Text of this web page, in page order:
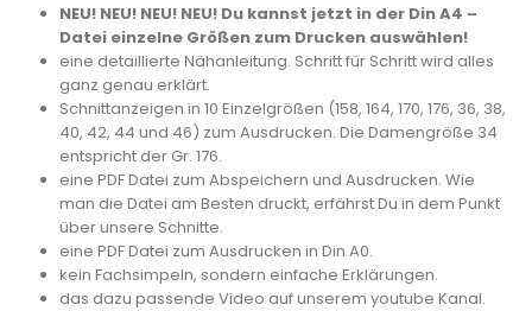
NEU! NEU! NEU! NEU! Du kannst jetzt in der Din A4 –
Datei einzelne Größen zum Drucken auswählen!
eine detaillierte Nähanleitung. Schritt für Schritt wird alles
ganz genau erklärt.
Schnittanzeigen in 10 Einzelgrößen (158, 164, 170, 176, 36, 38,
40, 42, 44 und 46) zum Ausdrucken. Die Damengröße 34
entspricht der Gr. 176.
eine PDF Datei zum Abspeichern und Ausdrucken. Wie
man die Datei am Besten druckt, erfährst Du in dem Punkt
über unsere Schnitte.
eine PDF Datei zum Ausdrucken in Din A0.
kein Fachsimpeln, sondern einfache Erklärungen.
das dazu passende Video auf unserem youtube Kanal.